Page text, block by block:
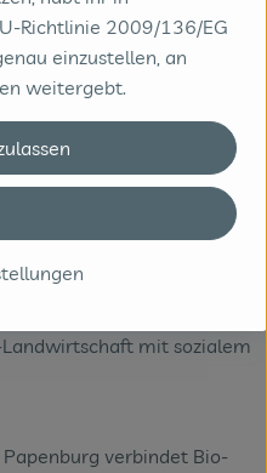
Landwirtschaft mit sozialem
Papenburg verbindet Bio-
Richtlinie 2009/136/EG
einzustellen, an
weitergebt.